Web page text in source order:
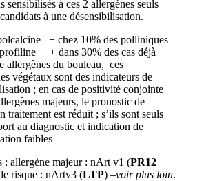
sensibilisés à ces 2 allergènes seuls
à une désensibilisation.
+ chez 10% des polliniques
+ dans 30% des cas déjà
allergènes du bouleau, ces
végétaux sont des indicateurs de
; en cas de positivité conjointe
majeurs, le pronostic de
traitement est réduit ; s’ils sont seuls
au diagnostic et indication de
faibles
: allergène majeur : nArt v1 (PR12
risque : nArtv3 (LTP) –voir plus loin.